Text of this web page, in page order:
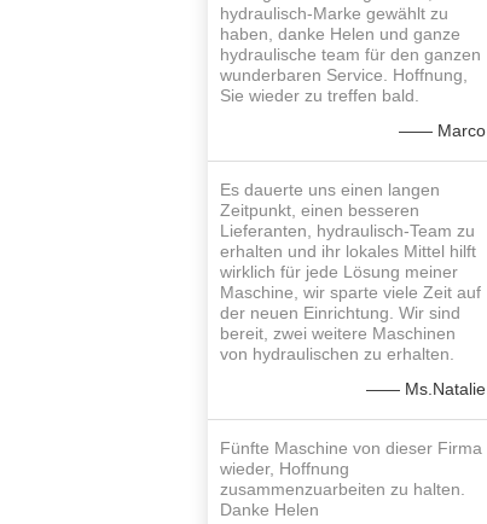
hydraulisch-Marke gewählt zu
haben, danke Helen und ganze
hydraulische team für den ganzen
wunderbaren Service. Hoffnung,
Sie wieder zu treffen bald.
—— Marco
Es dauerte uns einen langen
Zeitpunkt, einen besseren
Lieferanten, hydraulisch-Team zu
erhalten und ihr lokales Mittel hilft
wirklich für jede Lösung meiner
Maschine, wir sparte viele Zeit auf
der neuen Einrichtung. Wir sind
bereit, zwei weitere Maschinen
von hydraulischen zu erhalten.
—— Ms.Natalie
Fünfte Maschine von dieser Firma
wieder, Hoffnung
zusammenzuarbeiten zu halten.
Danke Helen